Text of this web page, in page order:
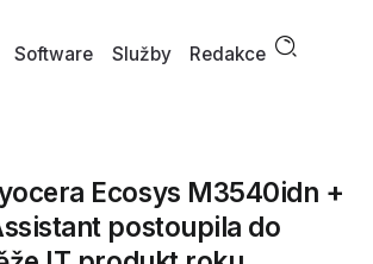
Software Služby Redakce
Ecosys M3540idn +
postoupila do